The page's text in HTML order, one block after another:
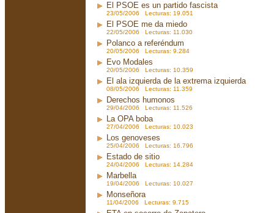
El PSOE es un partido fascista
23/05/2006 Lecturas: 19.051
El PSOE me da miedo
22/05/2006 Lecturas: 11.030
Polanco a referéndum
20/05/2006 Lecturas: 9.284
Evo Modales
20/05/2006 Lecturas: 10.359
El ala izquierda de la extrema izquierda
08/05/2006 Lecturas: 11.359
Derechos humonos
29/04/2006 Lecturas: 11.526
La OPA boba
27/04/2006 Lecturas: 10.023
Los genoveses
25/04/2006 Lecturas: 16.796
Estado de sitio
24/04/2006 Lecturas: 14.284
Marbella
19/04/2006 Lecturas: 10.027
Monseñora
11/04/2006 Lecturas: 9.715